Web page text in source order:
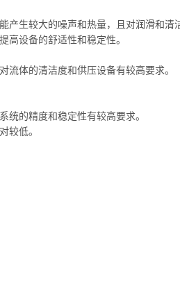
生较大的噪声和热量，且对润滑和清
设备的舒适性和稳定性。
体的清洁度和供压设备有较高要求。
的精度和稳定性有较高要求。
较低。